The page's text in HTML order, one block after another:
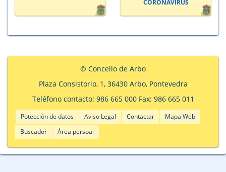
CORONAVIRUS
© Concello de Arbo
Plaza Consistorio, 1, 36430 Arbo, Pontevedra
Teléfono contacto: 986 665 000 Fax: 986 665 011
Potección de datos Aviso Legal Contactar
Mapa Web
Buscador
Área persoal